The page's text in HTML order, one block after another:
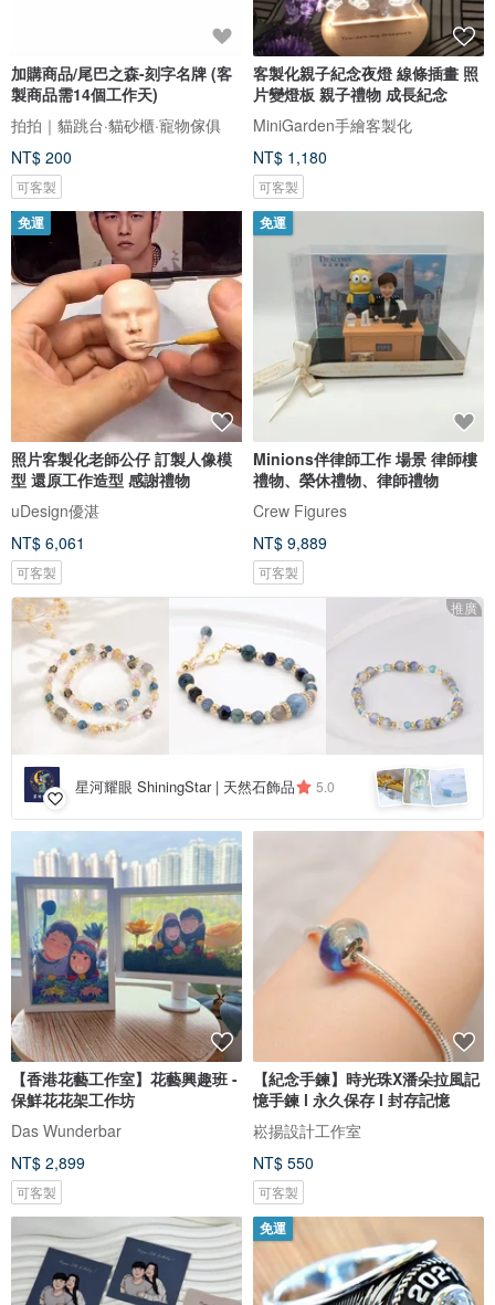
加購商品/尾巴之森-刻字名牌 (客
製商品需14個工作天)
拍拍｜貓跳台·貓砂櫃·寵物傢俱
NT$ 200
可客製
客製化親子紀念夜燈 線條插畫 照
片變燈板 親子禮物 成長紀念
MiniGarden手繪客製化
NT$ 1,180
可客製
免運
照片客製化老師公仔 訂製人像模
型 還原工作造型 感謝禮物
uDesign優湛
NT$ 6,061
可客製
免運
Minions伴律師工作 場景 律師樓
禮物、榮休禮物、律師禮物
Crew Figures
NT$ 9,889
可客製
推廣
星河耀眼 ShiningStar | 天然石飾品 5.0
【香港花藝工作室】花藝興趣班 -
保鮮花花架工作坊
Das Wunderbar
NT$ 2,899
可客製
【紀念手鍊】時光珠X潘朵拉風記
憶手鍊 l 永久保存 l 封存記憶
崧揚設計工作室
NT$ 550
可客製
免運